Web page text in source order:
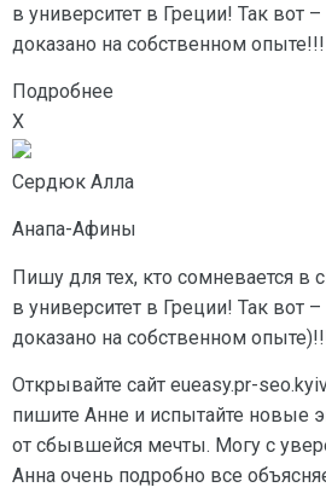
в университет в Греции! Так вот
доказано на собственном опыте!!!
Подробнее
X
Сердюк Алла
Анапа-Афины
Пишу для тех, кто сомневается в
в университет в Греции! Так вот
доказано на собственном
Открывайте сайт eueasy.pr-
пишите Анне и испытайте новые
от сбывшейся мечты. Могу с
Анна очень подробно все